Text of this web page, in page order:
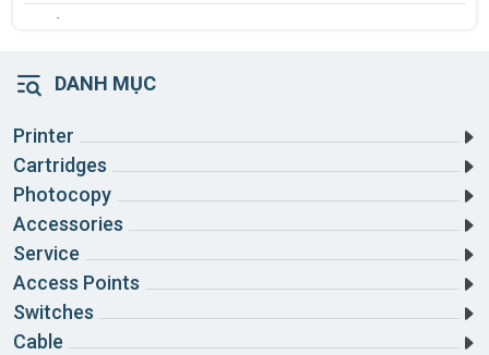
Quận Gò Vấp
Quận Bình Tân
Huyện Bình Chánh
Huyện Củ Chi
Huyện Nhà Bè
Huyện Cần Giờ
Huyện Hóc Môn
Bắc Ninh
Bình Dương
Bình Phước
Bình Thuận
Cà Mau
Cần Thơ
DANH MỤC
Printer
Cartridges
Photocopy
Accessories
Service
Access Points
Switches
Cable